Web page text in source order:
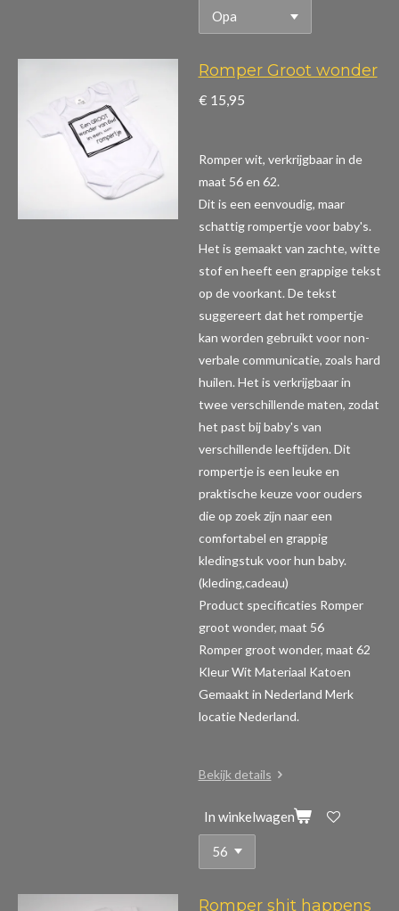
Romper Groot wonder
€ 15,95
Romper wit, verkrijgbaar in de
maat 56 en 62.
Dit is een eenvoudig, maar
schattig rompertje voor baby's.
Het is gemaakt van zachte, witte
stof en heeft een grappige tekst
op de voorkant. De tekst
suggereert dat het rompertje
kan worden gebruikt voor non-
verbale communicatie, zoals hard
huilen. Het is verkrijgbaar in
twee verschillende maten, zodat
het past bij baby's van
verschillende leeftijden. Dit
rompertje is een leuke en
praktische keuze voor ouders
die op zoek zijn naar een
comfortabel en grappig
kledingstuk voor hun baby.
(kleding,cadeau)
Product specificaties Romper
groot wonder, maat 56
Romper groot wonder, maat 62
Kleur Wit Materiaal Katoen
Gemaakt in Nederland Merk
locatie Nederland.
Bekijk details
In winkelwagen
Romper shit happens